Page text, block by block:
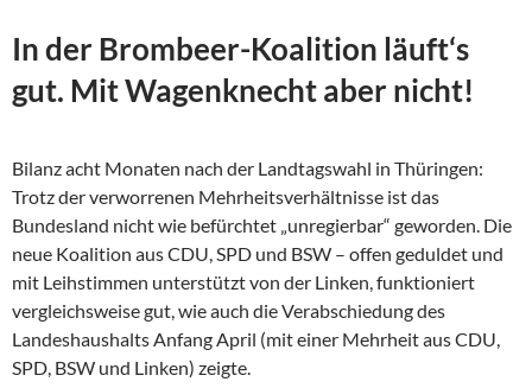
In der Brombeer-Koalition läuft‘s
gut. Mit Wagenknecht aber nicht!
Bilanz acht Monaten nach der Landtagswahl in Thüringen:
Trotz der verworrenen Mehrheitsverhältnisse ist das
Bundesland nicht wie befürchtet „unregierbar“ geworden. Die
neue Koalition aus CDU, SPD und BSW – offen geduldet und
mit Leihstimmen unterstützt von der Linken, funktioniert
vergleichsweise gut, wie auch die Verabschiedung des
Landeshaushalts Anfang April (mit einer Mehrheit aus CDU,
SPD, BSW und Linken) zeigte.